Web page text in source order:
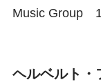
Music Group 1
ヘルベルト